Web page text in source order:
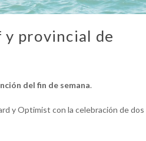
y provincial de
del fin de semana.
y Optimist con la celebración de dos